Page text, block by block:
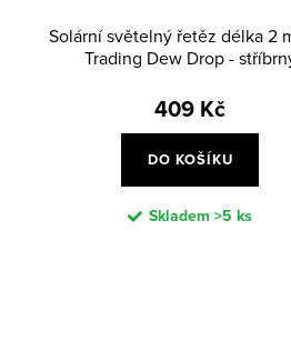
Solární světelný řetěz délka 2
Trading Dew Drop -
409 Kč
DO KOŠÍKU
Skladem>5 ks